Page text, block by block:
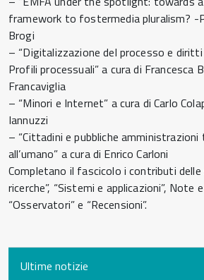
framework to fostermedia pluralism? -
Brogi
– “Digitalizzazione del processo e
Profili processuali” a cura di Francesca
Francaviglia
– “Minori e Internet” a cura di Carlo
Iannuzzi
– “Cittadini e pubbliche
all’umano” a cura di Enrico Carloni
Completano il fascicolo i contributi delle
ricerche”, “Sistemi e applicazioni”, Note
“Osservatori” e “Recensioni”.
Ultime notizie